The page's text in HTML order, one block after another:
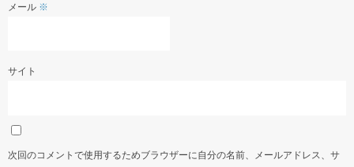
メール ※
サイト
次回のコメントで使用するためブラウザーに自分の名前、メールアドレス、サ